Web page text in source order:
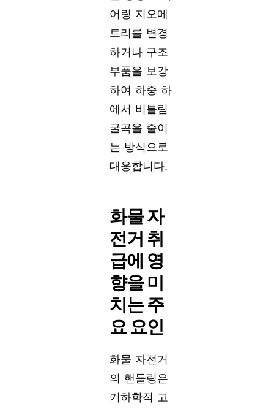
어링 지오메
트리를 변경
하거나 구조
부품을 보강
하여 하중 하
에서 비틀림
굴곡을 줄이
는 방식으로
대응합니다.
화물 자
전거 취
급에 영
향을 미
치는 주
요 요인
화물 자전거
의 핸들링은
기하학적 고